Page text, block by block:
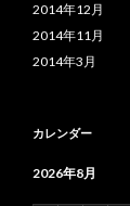
2014年12月
2014年11月
2014年3月
カレンダー
2026年8月